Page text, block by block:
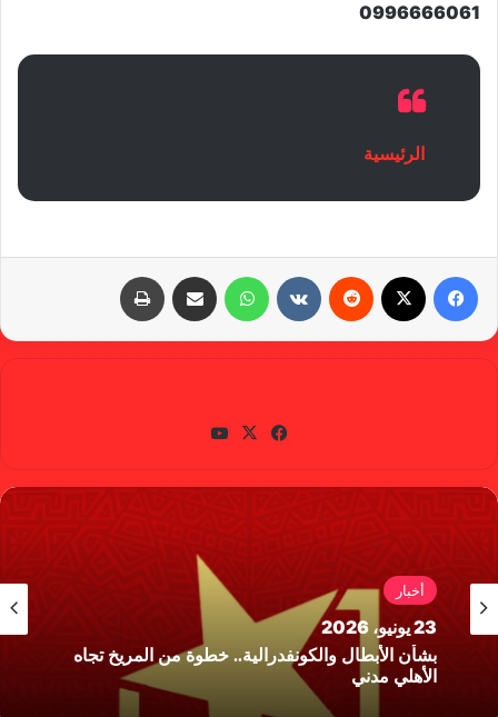
0996666061
الرئيسية
واتساب
في
وك
X
أخبار
23 يونيو، 2026
بشأن الأبطال والكونفدرالية.. خطوة من المريخ تجاه
الأهلي مدني